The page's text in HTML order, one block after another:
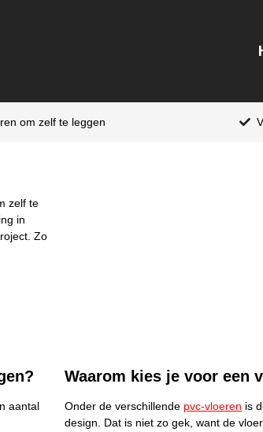
om zelf te leggen
zelf te
in
Zo
aantal
Waarom kies je voor een
Onder de verschillende pvc-vloeren is
design. Dat is niet zo gek, want de